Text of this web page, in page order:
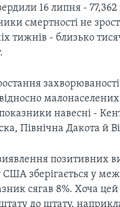
16 липня - 77,362
смертності не
тижнів - близько
захворюваності
навесні -
Північна Дакота й
позитивних
США зберігається у
сягав 8%. Хоча
до штату,